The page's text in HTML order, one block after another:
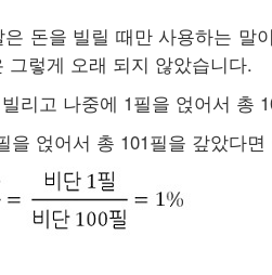
돈을 빌릴 때만 사용하는 말
그렇게 오래 되지 않았습니다.
리고 나중에 1필을 얹어서 총
을 얹어서 총 101필을 갚았다